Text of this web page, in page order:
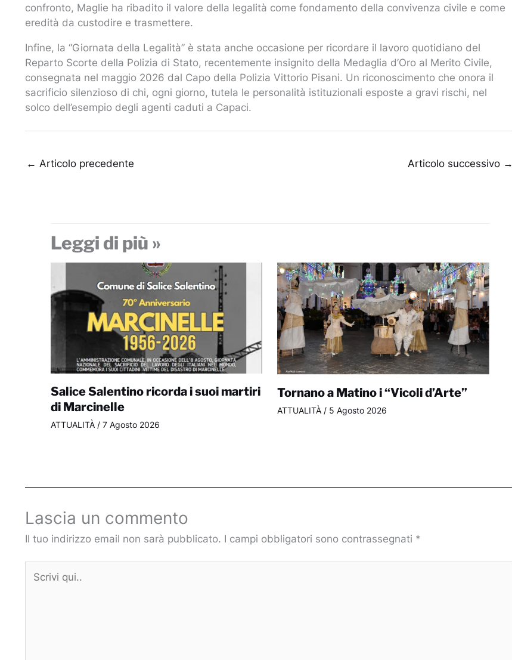
confronto, Maglie ha ribadito il valore della legalità come fondamento della convivenza civile e come
eredità da custodire e trasmettere.
Infine, la “Giornata della Legalità” è stata anche occasione per ricordare il lavoro quotidiano del
Reparto Scorte della Polizia di Stato, recentemente insignito della Medaglia d’Oro al Merito Civile,
consegnata nel maggio 2026 dal Capo della Polizia Vittorio Pisani. Un riconoscimento che onora il
sacrificio silenzioso di chi, ogni giorno, tutela le personalità istituzionali esposte a gravi rischi, nel
solco dell’esempio degli agenti caduti a Capaci.
← Articolo precedente Articolo successivo →
Leggi di più »
Salice Salentino ricorda i suoi martiri
di Marcinelle
ATTUALITÀ/ 7 Agosto 2026
Tornano a Matino i “Vicoli d’Arte”
ATTUALITÀ / 5 Agosto 2026
Lascia un commento
Il tuo indirizzo email non sarà pubblicato. I campi obbligatori sono contrassegnati *
qui..